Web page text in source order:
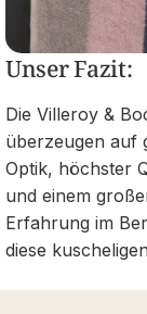
Unser Fazit:
Die Villeroy &
überzeugen auf
Optik, höchster
und einem
Erfahrung im
diese